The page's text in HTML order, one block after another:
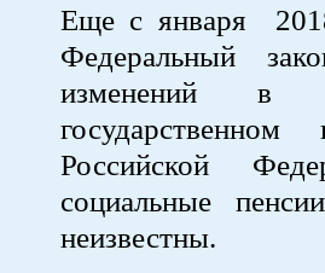
Еще с января
Федеральный
изменений в
Российской
социальные
неизвестны.